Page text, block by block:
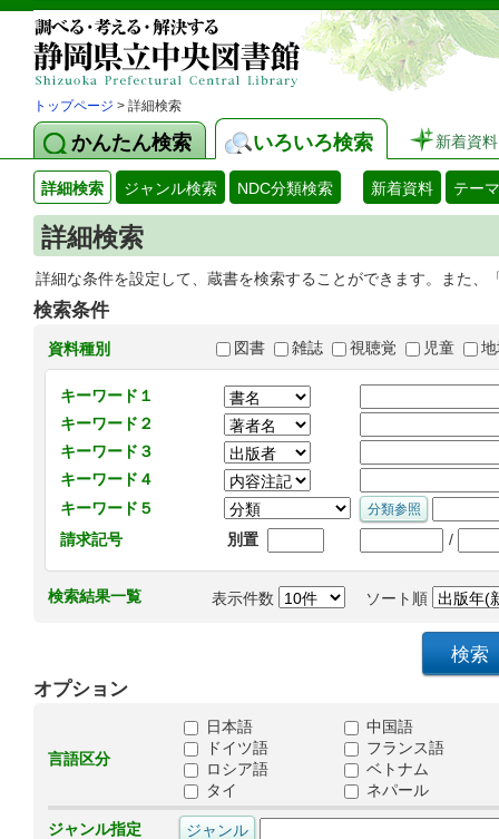
トップページ > 詳細検索
かんたん検索 いろいろ検索 新着資料
詳細検索 ジャンル検索 NDC分類検索 新着資料 テー
詳細検索
詳細な条件を設定して、蔵書を検索することができます。また
検索条件
資料種別 図書 雑誌 視聴覚 児童
キーワード１
キーワード２
キーワード３
キーワード４
キーワード５
請求記号
別置 /
検索結果一覧 表示件数 ソート順
オプション
言語区分
日本語
中国語
ドイツ語
フランス語
ロシア語
ベトナム
タイ
ネパール
ジャンル指定